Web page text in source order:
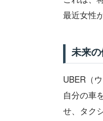
最近女性
未来
UBER（
自分の車
せ、タク